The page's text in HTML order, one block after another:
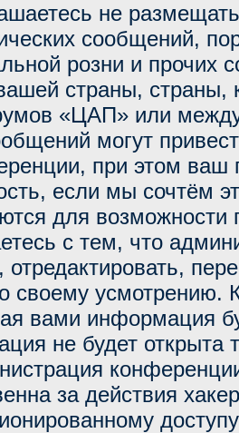
не
сообщений,
розни и прочих
страны, страны,
«ЦАП» или
могут
при этом ваш
если мы сочтём
для возможности
с тем, что
отредактировать,
своему усмотрению.
вами информация
не будет открыта
за действия